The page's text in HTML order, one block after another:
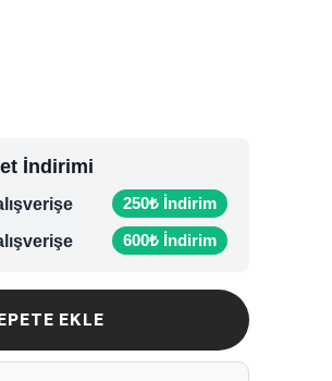
İndirimi
250₺ İndirim
600₺ İndirim
EKLE